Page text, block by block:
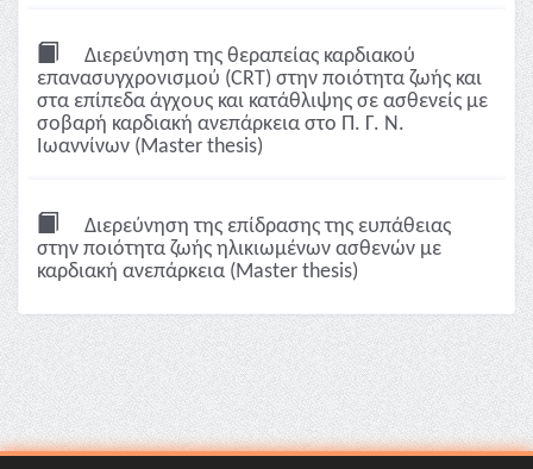
Διερεύνηση της θεραπείας καρδιακού
επανασυγχρονισμού (CRT) στην ποιότητα ζωής και
στα επίπεδα άγχους και κατάθλιψης σε ασθενείς με
σοβαρή καρδιακή ανεπάρκεια στο Π. Γ. Ν.
Ιωαννίνων (Master thesis)
Διερεύνηση της επίδρασης της ευπάθειας
στην ποιότητα ζωής ηλικιωμένων ασθενών με
καρδιακή ανεπάρκεια (Master thesis)